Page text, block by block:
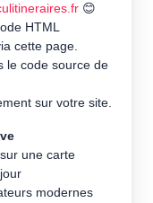
😊
HTML
cette page.
le code source de
sur votre site.
une carte
modernes